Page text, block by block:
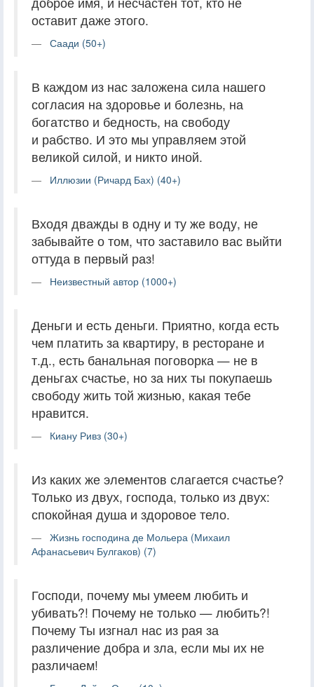
оставит даже этого.
Саади (50+)
В каждом из нас заложена сила нашего
согласия на здоровье и болезнь, на
богатство и бедность, на свободу
и рабство. И это мы управляем этой
великой силой, и никто иной.
Иллюзии (Ричард Бах) (40+)
Входя дважды в одну и ту же воду, не
забывайте о том, что заставило вас выйти
оттуда в первый раз!
Неизвестный автор (1000+)
Деньги и есть деньги. Приятно, когда есть
чем платить за квартиру, в ресторане и
т.д., есть банальная поговорка — не в
деньгах счастье, но за них ты покупаешь
свободу жить той жизнью, какая тебе
нравится.
Киану Ривз (30+)
Из каких же элементов слагается счастье?
Только из двух, господа, только из двух:
спокойная душа и здоровое тело.
Жизнь господина де Мольера (Михаил
Афанасьевич Булгаков) (7)
Господи, почему мы умеем любить и
убивать?! Почему не только — любить?!
Почему Ты изгнал нас из рая за
различение добра и зла, если мы их не
различаем!